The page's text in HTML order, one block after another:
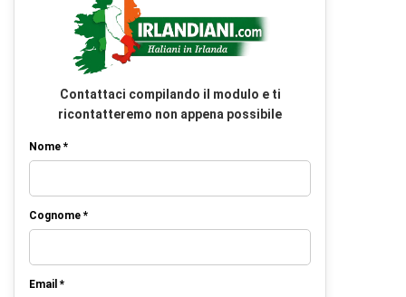
Contattaci compilando il modulo e ti
ricontatteremo non appena possibile
Nome *
Cognome *
Email *